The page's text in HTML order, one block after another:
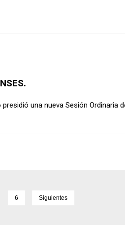
una nueva Sesión Ordinaria
6 Siguientes